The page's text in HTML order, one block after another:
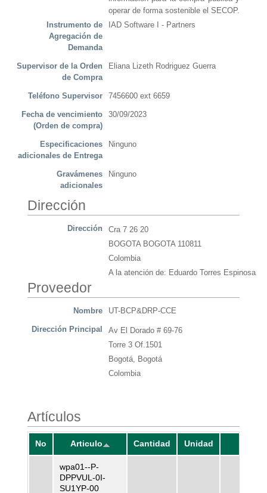
operar de forma sostenible el SECOP.
Instrumento de
Agregación de
Demanda
IAD Software I - Partners
Supervisor de la Orden
de Compra
Eliana Lizeth Rodriguez Guerra
Teléfono Supervisor 7456600 ext 6659
Fecha de vencimiento
(Orden de compra)
30/09/2023
Especificaciones
adicionales de Entrega
Ninguno
Gravámenes
adicionales
Ninguno
Dirección
Dirección
Cra 7 26 20
BOGOTA BOGOTA 110811
Colombia
A la atención de: Eduardo Torres Espinosa
Proveedor
Nombre UT-BCP&DRP-CCE
Dirección Principal
Av El Dorado # 69-76
Torre 3 Of.1501
Bogotá, Bogotá
Colombia
Artículos
No Articulo Cantidad Unidad
wpa01--P-
DPPVUL-0I-
SU1YP-00